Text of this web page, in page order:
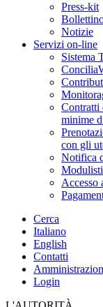
Press-kit
Notizie
Servizi on-line
Sistema
Contratti
minime
con gli
Notifica
Accesso
Cerca
Italiano
English
Contatti
Login